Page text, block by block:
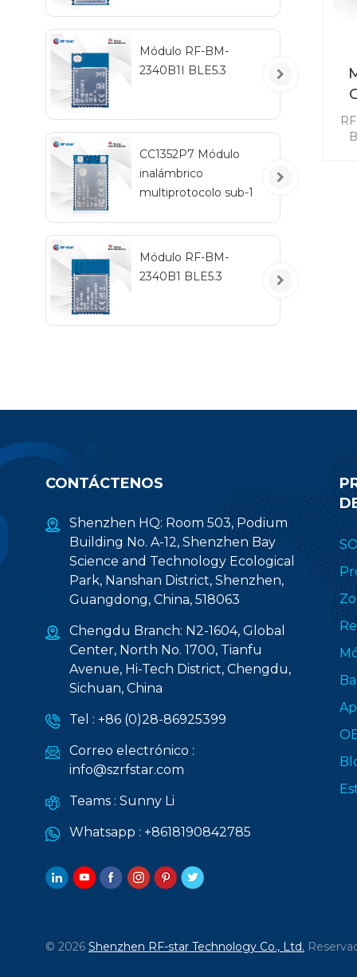
Módulo RF-BM-
2340B1I BLE5.3
CC1352P7 Módulo
inalámbrico
multiprotocolo sub-1
Módulo RF-BM-
2340B1 BLE5.3
CONTÁCTENOS
Shenzhen HQ: Room 503, Podium
Building No. A-12, Shenzhen Bay
Science and Technology Ecological
Park, Nanshan District, Shenzhen,
Guangdong, China, 518063
Chengdu Branch: N2-1604, Global
Center, North No. 1700, Tianfu
Avenue, Hi-Tech District, Chengdu,
Sichuan, China
Tel : +86 (0)28-86925399
Correo electrónico :
info@szrfstar.com
Teams : Sunny Li
Whatsapp : +8618190842785
© 2026 Shenzhen RF-star Technology Co., Ltd.